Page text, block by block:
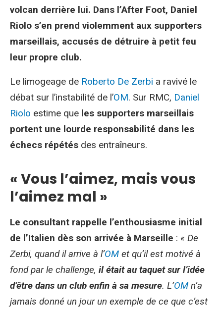
volcan derrière lui. Dans l’After Foot, Daniel
Riolo s’en prend violemment aux supporters
marseillais, accusés de détruire à petit feu
leur propre club.
Le limogeage de Roberto De Zerbi a ravivé le
débat sur l’instabilité de l’OM. Sur RMC, Daniel
Riolo estime que les supporters marseillais
portent une lourde responsabilité dans les
échecs répétés des entraîneurs.
« Vous l’aimez, mais vous
l’aimez mal »
Le consultant rappelle l’enthousiasme initial
de l’Italien dès son arrivée à Marseille : « De
Zerbi, quand il arrive à l’OM et qu’il est motivé à
fond par le challenge, il était au taquet sur l’idée
d’être dans un club enfin à sa mesure. L’OM n’a
jamais donné un jour un exemple de ce que c’est